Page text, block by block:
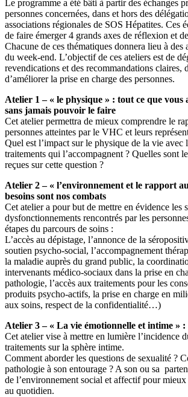
Le programme a été bâti à partir des échanges
personnes concernées, dans et hors des
associations régionales de SOS Hépatites. Ces
de faire émerger 4 grands axes de réflexion et
Chacune de ces thématiques donnera lieu à des
du week-end. L’objectif de ces ateliers est de
revendications et des recommandations claires,
d’améliorer la prise en charge des personnes.
Atelier 1 – « le physique » : tout ce que vous
sans jamais pouvoir le faire
Cet atelier permettra de mieux comprendre le
personnes atteintes par le VHC et leurs
Quel est l’impact sur le physique de la vie avec
traitements qui l’accompagnent ? Quelles sont
reçues sur cette question ?
Atelier 2 – « l’environnement et le rapport
besoins sont nos combats
Cet atelier a pour but de mettre en évidence les
dysfonctionnements rencontrés par les
étapes du parcours de soins :
L’accès au dépistage, l’annonce de la
soutien psycho-social, l’accompagnement
la maladie auprès du grand public, la
intervenants médico-sociaux dans la prise en
pathologie, l’accès aux traitements pour les
produits psycho-actifs, la prise en charge en
aux soins, respect de la confidentialité…)
Atelier 3 – « La vie émotionnelle et intime »
Cet atelier vise à mettre en lumière l’incidence
traitements sur la sphère intime.
Comment aborder les questions de sexualité ?
pathologie à son entourage ? A son ou sa
de l’environnement social et affectif pour
au quotidien.